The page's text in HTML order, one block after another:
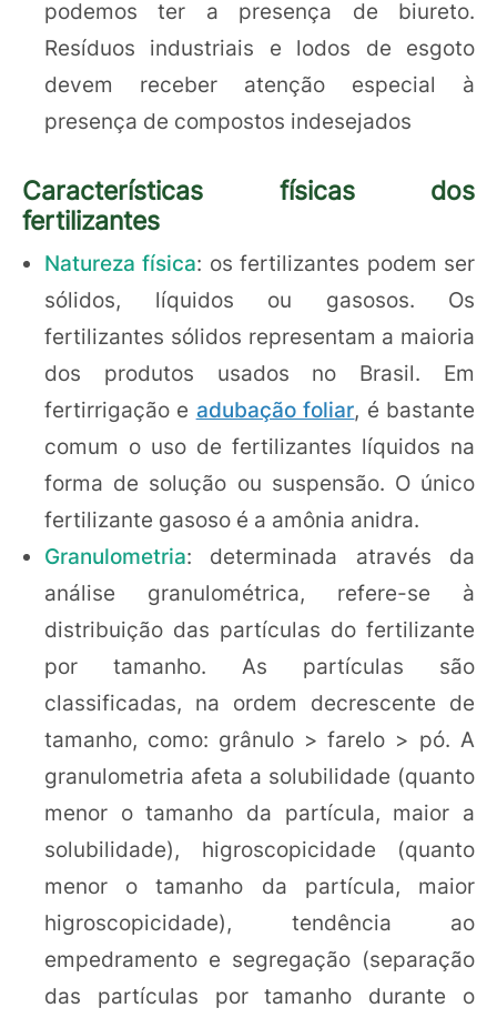
podemos ter a presença de biureto.
Resíduos industriais e lodos de esgoto
devem receber atenção especial à
presença de compostos indesejados
Características físicas dos
fertilizantes
Natureza física: os fertilizantes podem ser
sólidos, líquidos ou gasosos. Os
fertilizantes sólidos representam a maioria
dos produtos usados no Brasil. Em
fertirrigação e adubação foliar, é bastante
comum o uso de fertilizantes líquidos na
forma de solução ou suspensão. O único
fertilizante gasoso é a amônia anidra.
Granulometria: determinada através da
análise granulométrica, refere-se à
distribuição das partículas do fertilizante
por tamanho. As partículas são
classificadas, na ordem decrescente de
tamanho, como: grânulo > farelo > pó. A
granulometria afeta a solubilidade (quanto
menor o tamanho da partícula, maior a
solubilidade), higroscopicidade (quanto
menor o tamanho da partícula, maior
higroscopicidade), tendência ao
empedramento e segregação (separação
das partículas por tamanho durante o